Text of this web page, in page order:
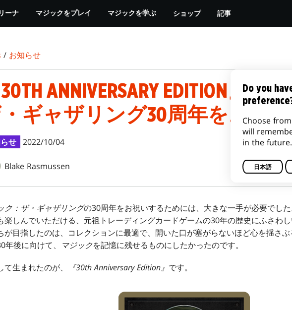
ーナ マジックをプレイ マジックを学ぶ ショップ 記事
/ お知らせ
30TH ANNIVERSARY EDITION』で
ギャザリング30周年をお祝
せ 2022/10/04
Blake Rasmussen
ク：ザ・ギャザリングの30周年をお祝いするためには、大きな一手が必要でし
楽しんでいただける、元祖トレーディングカードゲームの30年の歴史にふさわし
が目指したのは、コレクションに最適で、開いた口が塞がらないほど心を揺さ
年後に向けて、
マジックを記憶に残せるものにしたかったのです。
て生まれたのが、 『30th Anniversary Edition』 です。
Do you
Choose
will
in the future.
日本語